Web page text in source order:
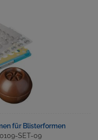
für Blisterformen
SET-09